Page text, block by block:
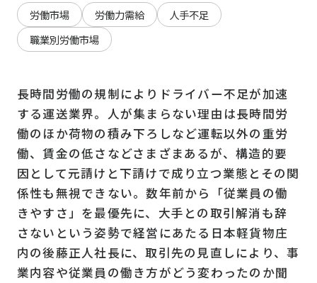
労働市場 労働力需給
人手不足
職業別労働市場
長時間労働の規制によりドライバー不足が加速
する運送業界。人が集まらない理由は長時間労
働のほか荷物の積み下ろしなど運転以外の重労
働、賃金の低さなどさまざまあるが、構造的要
因として元請けと下請けで成り立つ業態とその関
係性も無視できない。数年前から「従業員の働
きやすさ」を最優先に、大手との取引解消も辞
さないという姿勢で経営にあたる日本軽貨物庄
内の後藤正人社長に、取引先の見直しにより、事
業内容や従業員の働き方がどう変わったのか聞